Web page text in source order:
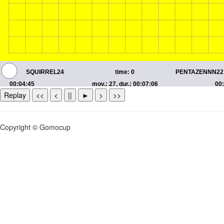
Replay << < || ► > >>
Copyright © Gomocup